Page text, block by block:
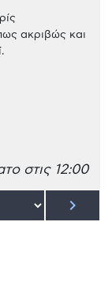
ακριβώς και
στις 12:00
keyboard_arrow_right